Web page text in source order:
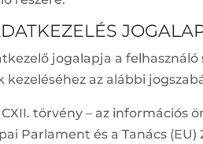
jogalapja a
kezeléséhez az alábbi
CXII. törvény – az
Parlament és a Tanács